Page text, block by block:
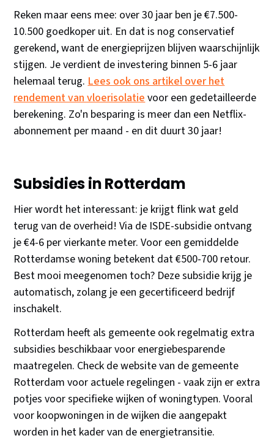
Reken maar eens mee: over 30 jaar ben je €7.500-
10.500 goedkoper uit. En dat is nog conservatief
gerekend, want de energieprijzen blijven waarschijnlijk
stijgen. Je verdient de investering binnen 5-6 jaar
helemaal terug.Lees ook ons artikel over het
rendement van vloerisolatievoor een gedetailleerde
berekening. Zo'n besparing is meer dan een Netflix-
abonnement per maand - en dit duurt 30 jaar!
Subsidies in Rotterdam
Hier wordt het interessant: je krijgt flink wat geld
terug van de overheid! Via de ISDE-subsidie ontvang
je €4-6 per vierkante meter. Voor een gemiddelde
Rotterdamse woning betekent dat €500-700 retour.
Best mooi meegenomen toch? Deze subsidie krijg je
automatisch, zolang je een gecertificeerd bedrijf
inschakelt.
Rotterdam heeft als gemeente ook regelmatig extra
subsidies beschikbaar voor energiebesparende
maatregelen. Check de website van de gemeente
Rotterdam voor actuele regelingen - vaak zijn er extra
potjes voor specifieke wijken of woningtypen. Vooral
voor koopwoningen in de wijken die aangepakt
worden in het kader van de energietransitie.